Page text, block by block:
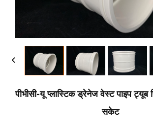
पीभीसी-यू प्लास्टिक ड्रेनेज वेस्ट पाइप
सकेट